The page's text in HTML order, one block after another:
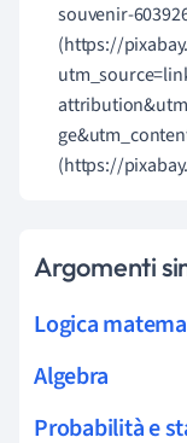
souvenir-
(https://
(https://
Argomenti
Logica
Algebra
Probabilità e